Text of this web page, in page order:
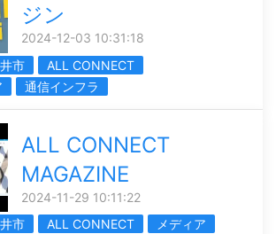
ジン
2024-12-03 10:31:18
市
ALL CONNECT
通信インフラ
ALL CONNECT
MAGAZINE
2024-11-29 10:11:22
市 ALL CONNECT
メディア